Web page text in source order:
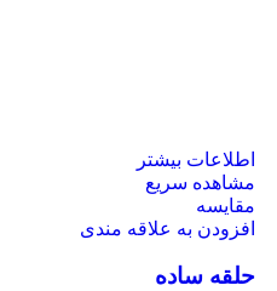
اطلاعات بیشتر
مشاهده سریع
مقایسه
افزودن به علاقه مندی
حلقه ساده